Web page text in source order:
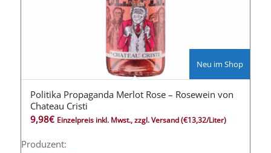
Neu im Shop
Politika Propaganda Merlot Rose – Rosewein von
Chateau Cristi
9,98€ Einzelpreis inkl. Mwst., zzgl. Versand(€13,32/Liter)
Produzent: